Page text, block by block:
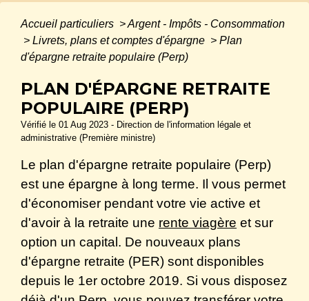
Accueil particuliers >Argent - Impôts - Consommation
> Livrets, plans et comptes d'épargne > Plan
d'épargne retraite populaire (Perp)
PLAN D'ÉPARGNE RETRAITE
POPULAIRE (PERP)
Vérifié le 01 Aug 2023 - Direction de l'information légale et
administrative (Première ministre)
Le plan d'épargne retraite populaire (Perp)
est une épargne à long terme. Il vous permet
d'économiser pendant votre vie active et
d'avoir à la retraite une rente viagère et sur
option un capital. De nouveaux plans
d'épargne retraite (PER) sont disponibles
depuis le 1er octobre 2019. Si vous disposez